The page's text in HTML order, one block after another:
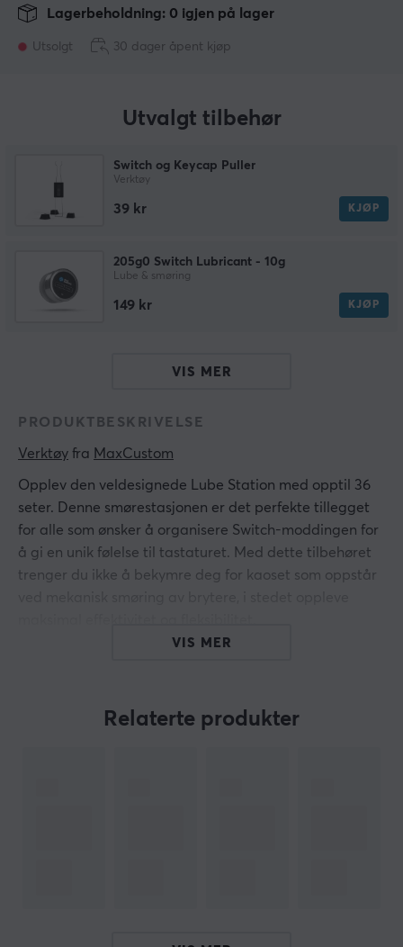
Utsolgt
Lagerbeholdning: 0 igjen på lager
30 dager åpent kjøp
Utvalgt tilbehør
Switch og Keycap Puller
Verktøy
39 kr KJØP
205g0 Switch Lubricant - 10g
Lube & smøring
149 kr KJØP
VIS MER
PRODUKTBESKRIVELSE
Verktøy fra MaxCustom
Opplev den veldesignede Lube Station med opptil 36
seter. Denne smørestasjonen er det perfekte tillegget
for alle som ønsker å organisere Switch-moddingen for
å gi en unik følelse til tastaturet. Med dette tilbehøret
trenger du ikke å bekymre deg for kaoset som oppstår
er også plass til alt tilbehøret du måtte trenge mens du
smører bryterne. Inkludert glidemiddel, børster, pinsett,
VIS MER
Relaterte produkter